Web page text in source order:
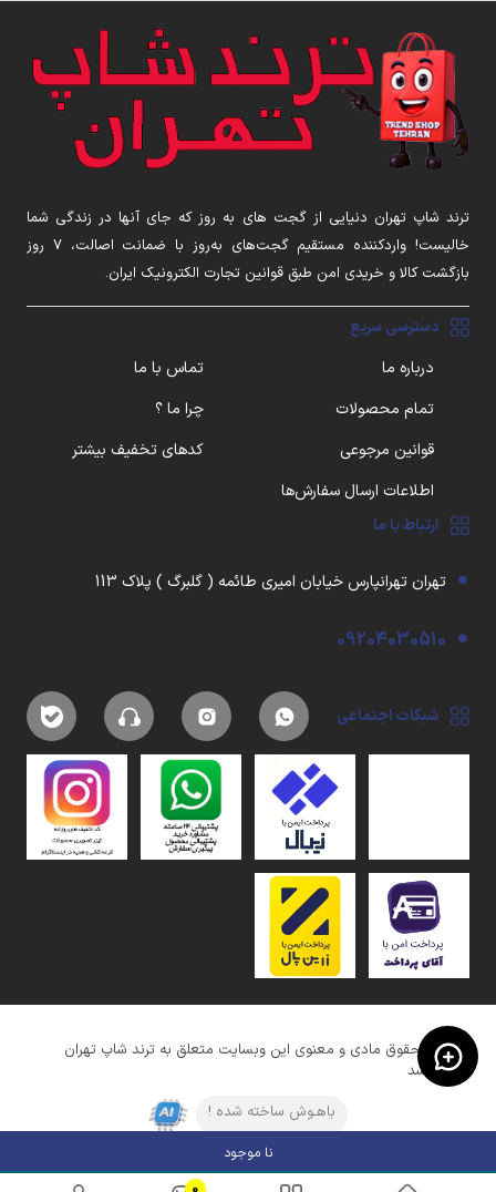
ترند شاپ تهران دنیایی از گجت های به روز که جای آنها در زندگی شما
خالیست! واردکننده مستقیم گجت‌های به‌روز با ضمانت اصالت، ۷ روز
بازگشت کالا و خریدی امن طبق قوانین تجارت الکترونیک ایران.
دسترسی سریع
درباره ما
تماس با ما
تمام محصولات
چرا ما ؟
قوانین مرجوعی
کدهای تخفیف بیشتر
اطلاعات ارسال سفارش‌ها
ارتباط با ما
تهران تهرانپارس خیابان امیری طائمه ( گلبرگ ) پلاک 113
09204030510
شبکات اجتماعی
کلیه حقوق مادی و معنوی این وبسایت متعلق به ترند شاپ تهران
میباشد
باهـوش ساخته شده !
نا موجود